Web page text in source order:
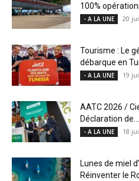
100%
- A LA UNE 20
Tourisme : Le
débarque en
- A LA UNE 19
AATC 2026 /
Déclaration de...
- A LA UNE 18
Lunes de miel
Réinventer le